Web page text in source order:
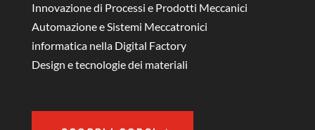
Innovazione di Processi e Prodotti Meccanici
Automazione e Sistemi Meccatronici
informatica nella Digital Factory
Design e tecnologie dei materiali